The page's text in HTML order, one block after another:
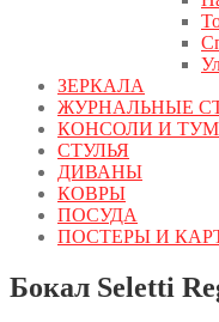
ЗЕРКАЛА
ЖУРНАЛЬНЫЕ
КОНСОЛИ И
СТУЛЬЯ
ДИВАНЫ
КОВРЫ
ПОСУДА
ПОСТЕРЫ И
Бокал Seletti